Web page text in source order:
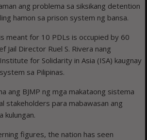
ang problema sa siksikang detention
hamon sa prison system ng bansa.
meant for 10 PDLs is occupied by 60
Jail Director Ruel S. Rivera nang
for Solidarity in Asia (ISA) kaugnay
sa Pilipinas.
ang BJMP ng mga makataong sistema
stakeholders para mabawasan ang
kulungan.
figures, the nation has seen